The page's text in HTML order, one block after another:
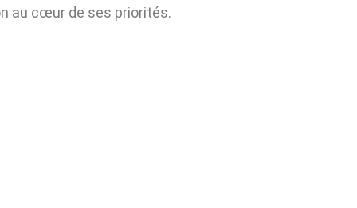
au cœur de ses priorités.